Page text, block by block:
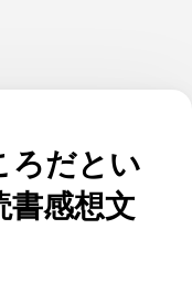
ろだとい
書感想文